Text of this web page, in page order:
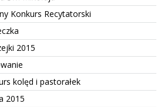
Konkurs Recytatorski
2015
kolęd i pastorałek
2015